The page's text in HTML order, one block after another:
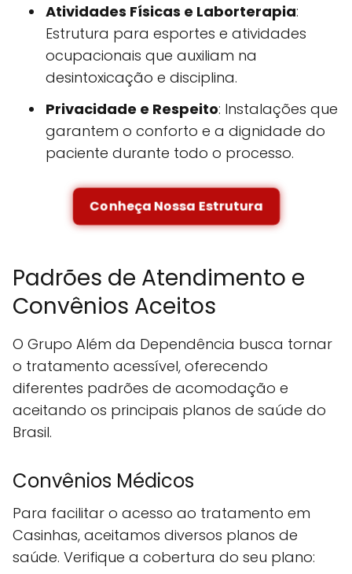
Atividades Físicas e Laborterapia:
Estrutura para esportes e atividades
ocupacionais que auxiliam na
desintoxicação e disciplina.
Privacidade e Respeito: Instalações que
garantem o conforto e a dignidade do
paciente durante todo o processo.
Conheça Nossa Estrutura
Padrões de Atendimento e
Convênios Aceitos
O Grupo Além da Dependência busca tornar
o tratamento acessível, oferecendo
diferentes padrões de acomodação e
aceitando os principais planos de saúde do
Brasil.
Convênios Médicos
Para facilitar o acesso ao tratamento em
Casinhas, aceitamos diversos planos de
saúde. Verifique a cobertura do seu plano: